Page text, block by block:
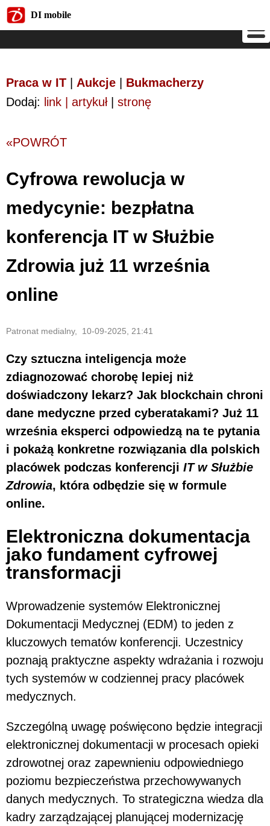
DI mobile
Praca w IT Aukcje
Bukmacherzy
Dodaj: link | artykuł| stronę
«POWRÓT
Cyfrowa rewolucja w
medycynie: bezpłatna
konferencja IT w Służbie
Zdrowia już 11 września
online
Patronat medialny, 10-09-2025, 21:41
Czy sztuczna inteligencja może
zdiagnozować chorobę lepiej niż
doświadczony lekarz? Jak blockchain chroni
dane medyczne przed cyberatakami? Już 11
września eksperci odpowiedzą na te pytania
i pokażą konkretne rozwiązania dla polskich
placówek podczas konferencji IT w Służbie
Zdrowia, która odbędzie się w formule
online.
Elektroniczna dokumentacja
jako fundament cyfrowej
transformacji
Wprowadzenie systemów Elektronicznej
Dokumentacji Medycznej (EDM) to jeden z
kluczowych tematów konferencji. Uczestnicy
poznają praktyczne aspekty wdrażania i rozwoju
tych systemów w codziennej pracy placówek
medycznych.
Szczególną uwagę poświęcono będzie integracji
elektronicznej dokumentacji w procesach opieki
zdrowotnej oraz zapewnieniu odpowiedniego
poziomu bezpieczeństwa przechowywanych
danych medycznych. To strategiczna wiedza dla
kadry zarządzającej planującej modernizację
DI mobile